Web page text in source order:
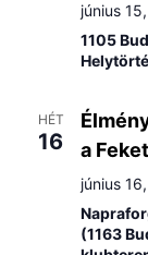
június
1105
HÉT
16
a
június
(1163